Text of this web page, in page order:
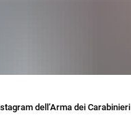
dell’Arma dei Carabinieri